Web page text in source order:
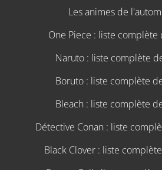
Les animes de
One Piece : liste complète
Naruto : liste complète
Boruto : liste complète
Bleach : liste complète
Détective Conan : liste
Black Clover : liste